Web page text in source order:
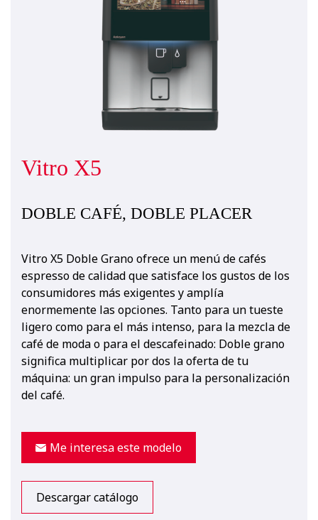
Vitro X5
DOBLE CAFÉ, DOBLE PLACER
Vitro X5 Doble Grano ofrece un menú de cafés
espresso de calidad que satisface los gustos de los
consumidores más exigentes y amplía
enormemente las opciones. Tanto para un tueste
ligero como para el más intenso, para la mezcla de
café de moda o para el descafeinado: Doble grano
significa multiplicar por dos la oferta de tu
máquina: un gran impulso para la personalización
del café.
Me interesa este modelo
Descargar catálogo